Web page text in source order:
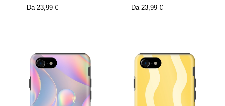
Da 23,99 €
Da 23,99 €